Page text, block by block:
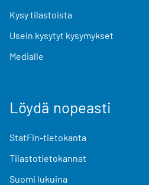
Kysy tilastoista
Usein kysytyt kysymykset
Medialle
Löydä nopeasti
StatFin-tietokanta
Tilastotietokannat
Suomi lukuina